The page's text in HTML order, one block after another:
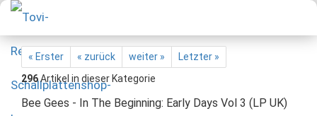
« Erster « zurück weiter »
Letzter »
296Artikel in dieser Kategorie
Bee Gees - In The Beginning: Early Days Vol 3 (LP UK)